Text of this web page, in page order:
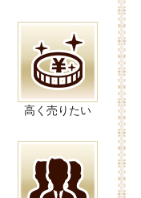
高く売りたい